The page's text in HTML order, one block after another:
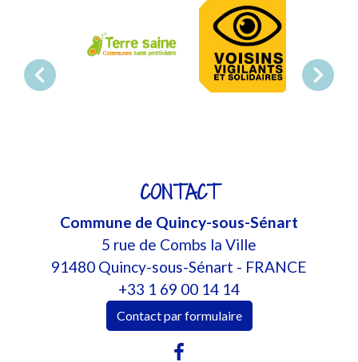
chevron_left chevron_right
CONTACT
Commune de Quincy-sous-Sénart
5 rue de Combs la Ville
91480 Quincy-sous-Sénart - FRANCE
+33 1 69 00 14 14
Contact par formulaire